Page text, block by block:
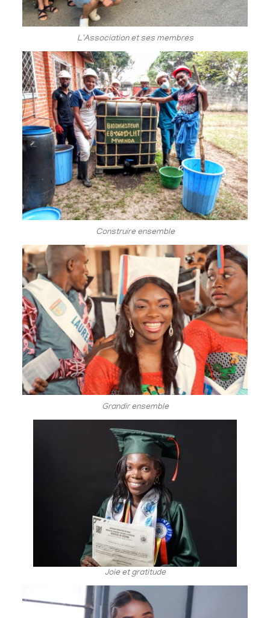
L'Association et ses membres
Construire ensemble
Grandir ensemble
Joie et gratitude